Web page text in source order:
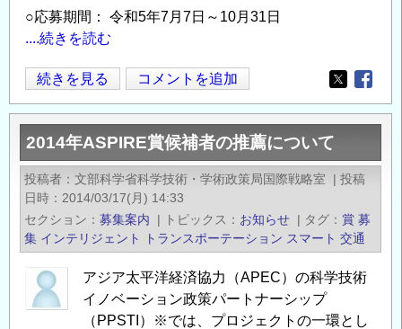
○応募期間： 令和5年7月7日～10月31日
....続きを読む
【第
26
回
日
本
水
大
賞】
集
続きを見る コメントを追加
Opens in
2014年ASPIRE賞候補者の推薦について
投稿者 文部科学省科学技術・学術政策局国際戦略室 | 投稿
日時
2014/03/17(月) 14:33
セクション
募集案内 | トピックス お知らせ | タグ 賞 募
集 インテリジェント トランスポーテーション スマート 交通
アジア太平洋経済協力（APEC）の科学技術
イノベーション政策パートナーシップ
（PPSTI）※では、プロジェクトの一環とし